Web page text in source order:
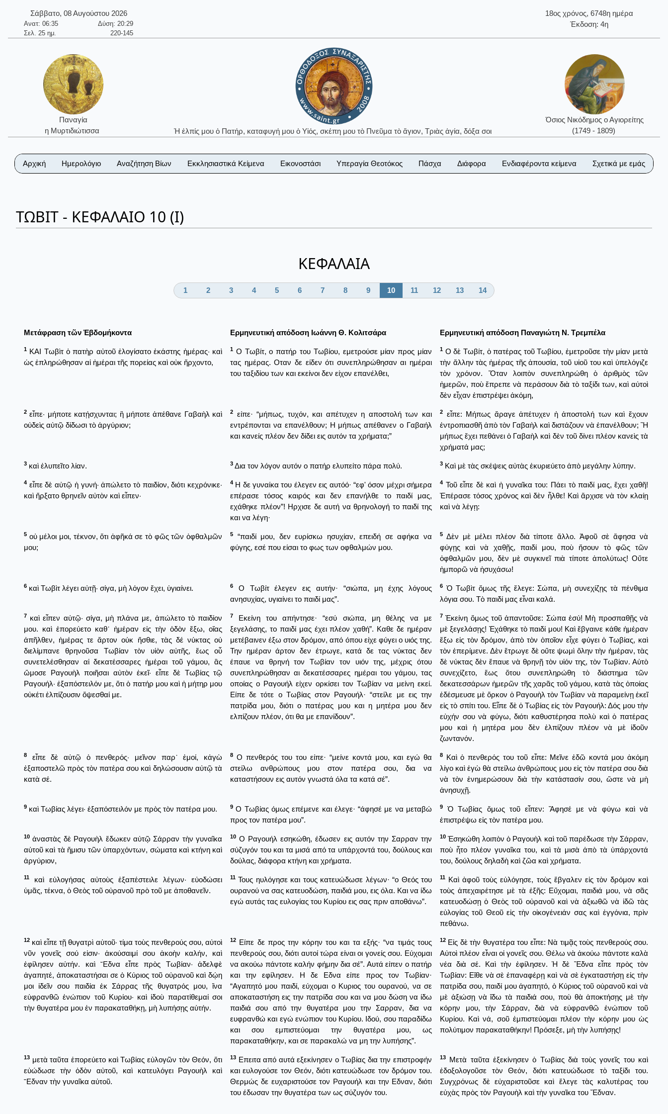
Σάββατο, 08 Αυγούστου 2026
Ανατ: 06:35
Δύση: 20:29
Σελ. 25 ημ.
220-145
18ος χρόνος, 6748η ημέρα
Έκδοση: 4η
Παναγία
η Μυρτιδιώτισσα
Ἡ ἐλπίς μου ὁ Πατήρ, καταφυγή μου ὁ Υἱός, σκέπη μου τὸ Πνεῦμα τὸ ἅγιον, Τριὰς ἁγία, δόξα σοι
Όσιος Νικόδημος ο Αγιορείτης
(1749 - 1809)
Αρχική Ημερολόγιο Αναζήτηση Βίων Εκκλησιαστικά Κείμενα Εικονοστάσι Υπεραγία Θεοτόκος Πάσχα Διάφορα Ενδιαφέροντα κείμενα Σχετικά με εμάς
ΤΩΒΙΤ - ΚΕΦΑΛΑΙΟ 10 (Ι)
ΚΕΦΑΛΑΙΑ
1 2 3 4 5 6 7 8 9 10 11 12 13 14
Μετάφραση τῶν Ἑβδομήκοντα Ερμηνευτική απόδοση Ιωάννη Θ. Κολιτσάρα Ερμηνευτική απόδοση Παναγιώτη Ν. Τρεμπέλα
1 ΚΑΙ Τωβὶτ ὁ πατὴρ αὐτοῦ ἐλογίσατο ἑκάστης ἡμέρας· καὶ
ὡς ἐπληρώθησαν αἱ ἡμέραι τῆς πορείας καὶ οὐκ ἤρχοντο,
1 Ο Τωβίτ, ο πατήρ του Τωβίου, εμετρούσε μίαν προς μίαν
τας ημέρας. Οταν δε είδεν ότι συνεπληρώθησαν αι ημέραι
του ταξιδίου των και εκείνοι δεν είχον επανέλθει,
1 Ο δὲ Τωβίτ, ὁ πατέρας τοῦ Τωβίου, ἐμετροῦσε τὴν μίαν μετὰ
τὴν ἄλλην τὰς ἡμέρας τῆς ἀπουσία, τοῦ υἱοῦ του καὶ ὑπελόγιζε
τὸν χρόνον. Ὅταν λοιπὸν συνεπληρώθη ὁ ἀριθμὸς τῶν
ἡμερῶν, ποὺ ἔπρεπε νὰ περάσουν διὰ τὸ ταξίδι των, καὶ αὐτοὶ
δὲν εἶχαν ἐπιστρέψει ἀκόμη,
2 εἶπε· μήποτε κατῄσχυνται; ἢ μήποτε ἀπέθανε Γαβαὴλ καὶ
οὐδεὶς αὐτῷ δίδωσι τὸ ἀργύριον;
2
είπε· “μήπως, τυχόν, και απέτυχεν η αποστολή των και
εντρέπονται να επανέλθουν; Η μήπως απέθανεν ο Γαβαήλ
και κανείς πλέον δεν δίδει εις αυτόν τα χρήματα;”
2
εἶπε: Μήπως ἄραγε ἀπέτυχεν ἡ ἀποστολή των καὶ ἔχουν
ἐντροπιασθῆ ἀπὸ τὸν Γαβαὴλ καὶ διστάζουν νὰ ἐπανέλθουν; Ἢ
μήπως ἔχει πεθάνει ὁ Γαβαὴλ καὶ δὲν τοῦ δίνει πλέον κανεὶς τὰ
χρήματά μας;
3 καὶ ἐλυπεῖτο λίαν. 3 Δια τον λόγον αυτόν ο πατήρ ελυπείτο πάρα πολύ. 3 Καὶ μὲ τὰς σκέψεις αὐτὰς ἐκυριεύετο ἀπὸ μεγάλην λύπην.
4 εἶπε δὲ αὐτῷ ἡ γυνή· ἀπώλετο τὸ παιδίον, διότι κεχρόνικε·
καὶ ἤρξατο θρηνεῖν αὐτὸν καὶ εἶπεν·
4 Η δε γυναίκα του έλεγεν εις αυτόό· “εφ' όσον μέχρι σήμερα
επέρασε τόσος καιρός και δεν επανήλθε το παιδί μας,
εχάθηκε πλέον”! Ηρχισε δε αυτή να θρηνολογή το παιδί της
και να λέγη·
4 Τοῦ εἶπε δὲ καὶ ἡ γυναῖκα του: Πάει τὸ παιδί μας, ἔχει χαθῆ!
Ἐπέρασε τόσος χρόνος καὶ δὲν ἦλθε! Καὶ ἄρχισε νὰ τὸν κλαίῃ
καὶ νὰ λέγῃ:
5 οὐ μέλοι μοι, τέκνον, ὅτι ἀφῆκά σε τὸ φῶς τῶν ὀφθαλμῶν
μου;
5
“παιδί μου, δεν ευρίσκω ησυχίαν, επειδή σε αφήκα να
φύγης, εσέ που είσαι το φως των οφθαλμών μου.
5 Δὲν μὲ μέλει πλέον διὰ τίποτε ἄλλο. Ἀφοῦ σὲ ἄφησα νὰ
φύγῃς καὶ νὰ χαθῇς, παιδί μου, ποὺ ἤσουν τὸ φῶς τῶν
ὀφθαλμῶν μου, δὲν μὲ συγκινεῖ πιὰ τίποτε ἀπολύτως! Οὔτε
ἠμπορῶ νὰ ἡσυχάσω!
6 καὶ Τωβὶτ λέγει αὐτῇ· σίγα, μὴ λόγον ἔχει, ὑγιαίνει. 6
Ο Τωβίτ έλεγεν εις αυτήν· “σιώπα, μη έχης λόγους
ανησυχίας, υγιαίνει το παιδί μας”.
6 Ὁ Τωβὶτ ὅμως τῆς ἔλεγε: Σώπα, μὴ συνεχίζῃς τὰ πένθιμα
λόγια σου. Τὸ παιδί μας εἶναι καλά.
7 καὶ εἶπεν αὐτῷ· σίγα, μὴ πλάνα με, ἀπώλετο τὸ παιδίον
μου. καὶ ἐπορεύετο καθ᾿ ἡμέραν εἰς τὴν ὁδὸν ἔξω, οἵας
ἀπῆλθεν, ἡμέρας τε ἄρτον οὐκ ἤσθιε, τὰς δέ νύκτας οὐ
διελίμπανε θρηνοῦσα Τωβίαν τὸν υἱὸν αὐτῆς, ἕως οὗ
συνετελέσθησαν αἱ δεκατέσσαρες ἡμέραι τοῦ γάμου, ἃς
ὤμοσε Ραγουὴλ ποιῆσαι αὐτὸν ἐκεῖ· εἶπε δὲ Τωβίας τῷ
Ραγουήλ· ἐξαπόστειλόν με, ὅτι ὁ πατήρ μου καὶ ἡ μήτηρ μου
οὐκέτι ἐλπίζουσιν ὄψεσθαί με.
7
Εκείνη του απήντησε· “εσύ σιώπα, μη θέλης να με
ξεγελάσης, το παιδί μας έχει πλέον χαθή”. Καθε δε ημέραν
μετέβαινεν έξω στον δρόμον, από όπου είχε φύγει ο υιός της.
Την ημέραν άρτον δεν έτρωγε, κατά δε τας νύκτας δεν
έπαυε να θρηνή τον Τωβίαν τον υιόν της, μέχρις ότου
συνεπληρώθησαν αι δεκατέσσαρες ημέραι του γάμου, τας
οποίας ο Ραγουήλ είχεν ορκίσει τον Τωβίαν να μείνη εκεί.
Είπε δε τότε ο Τωβίας στον Ραγουήλ· “στείλε με εις την
πατρίδα μου, διότι ο πατέρας μου και η μητέρα μου δεν
ελπίζουν πλέον, ότι θα με επανίδουν”.
7 Ἐκείνη ὅμως τοῦ ἀπαντοῦσε: Σώπα ἐσύ! Μὴ προσπαθῇς νὰ
μὲ ξεγελάσῃς! Ἐχάθηκε τὸ παιδί μου! Καὶ ἔβγαινε κάθε ἡμέραν
ἔξω εἰς τὸν δρόμον, ἀπὸ τὸν ὁποῖον εἶχε φύγει ὁ Τωβίας, καὶ
τὸν ἐπερίμενε. Δὲν ἔτρωγε δὲ οὔτε ψωμὶ ὅλην τὴν ἡμέραν, τὰς
δὲ νύκτας δὲν ἔπαυε νὰ θρηνῇ τὸν υἱόν της, τὸν Τωβίαν. Αὐτὸ
συνεχίζετο, ἕως ὅτου συνεπληρώθη τὸ διάστημα τῶν
δεκατεσσάρων ἡμερῶν τῆς χαρᾶς τοῦ γάμου, κατὰ τὰς ὁποίας
ἐδέσμευσε μὲ ὅρκον ὁ Ραγουὴλ τὸν Τωβίαν νὰ παραμείνῃ ἐκεῖ
εἰς τὸ σπίτι του. Εἶπε δὲ ὁ Τωβίας εἰς τὸν Ραγουήλ: Δός μου τὴν
εὐχήν σου νὰ φύγω, διότι καθυστέρησα πολὺ καὶ ὁ πατέρας
μου καὶ ἡ μητέρα μου δὲν ἐλπίζουν πλέον νὰ μὲ ἰδοῦν
ζωντανόν.
8
εἶπε δὲ αὐτῷ ὁ πενθερός· μεῖνον παρ᾿ ἐμοί, κἀγὼ
ἐξαποστελῶ πρὸς τὸν πατέρα σου καὶ δηλώσουσιν αὐτῷ τὰ
κατὰ σέ.
8 Ο πενθερός του του είπε· “μείνε κοντά μου, και εγώ θα
στείλω ανθρώπους μου στον πατέρα σου, δια να
καταστήσουν εις αυτόν γνωστά όλα τα κατά σέ”.
8
Καὶ ὁ πενθερός του τοῦ εἶπε: Μεῖνε ἐδῶ κοντά μου ἀκόμη
λίγο καὶ ἐγὼ θὰ στείλω ἀνθρώπους μου εἰς τὸν πατέρα σου διὰ
νὰ τὸν ἐνημερώσουν διὰ τὴν κατάστασίν σου, ὥστε νὰ μὴ
ἀνησυχῇ.
9 καὶ Τωβίας λέγει· ἐξαπόστειλόν με πρὸς τὸν πατέρα μου. 9 Ο Τωβίας όμως επέμενε και έλεγε· “άφησέ με να μεταβώ
προς τον πατέρα μου”.
9
Ὁ Τωβίας ὅμως τοῦ εἶπεν: Ἄφησέ με νὰ φύγω καὶ νὰ
ἐπιστρέψω εἰς τὸν πατέρα μου.
10 ἀναστὰς δὲ Ραγουὴλ ἔδωκεν αὐτῷ Σάρραν τὴν γυναῖκα
αὐτοῦ καὶ τὰ ἥμισυ τῶν ὑπαρχόντων, σώματα καὶ κτήνη καὶ
ἀργύριον,
10 Ο Ραγουήλ εσηκώθη, έδωσεν εις αυτόν την Σαρραν την
σύζυγόν του και τα μισά από τα υπάρχοντά του, δούλους και
δούλας, διάφορα κτήνη και χρήματα.
10 Ἐσηκώθη λοιπὸν ὁ Ραγουὴλ καὶ τοῦ παρέδωσε τὴν Σάρραν,
ποὺ ἦτο πλέον γυναῖκα του, καὶ τὰ μισὰ ἀπὸ τὰ ὑπάρχοντά
του, δούλους δηλαδὴ καὶ ζῶα καὶ χρήματα.
11
καὶ εὐλογήσας αὐτοὺς ἐξαπέστειλε λέγων· εὐοδώσει
ὑμᾶς, τέκνα, ὁ Θεὸς τοῦ οὐρανοῦ πρὸ τοῦ με ἀποθανεῖν.
11 Τους ηυλόγησε και τους κατευώδωσε λέγων· “ο Θεός του
ουρανού να σας κατευοδώση, παιδιά μου, εις όλα. Και να ίδω
εγώ αυτάς τας ευλογίας του Κυρίου εις σας πριν αποθάνω”.
11 Καὶ ἀφοῦ τοὺς εὐλόγησε, τοὺς ἔβγαλεν εἰς τὸν δρόμον καὶ
τοὺς ἀπεχαιρέτησε μὲ τὰ ἑξῆς: Εὔχομαι, παιδιά μου, νὰ σᾶς
κατευοδώσῃ ὁ Θεὸς τοῦ οὐρανοῦ καὶ νὰ ἀξιωθῶ νὰ ἰδῶ τὰς
εὐλογίας τοῦ Θεοῦ εἰς τὴν οἰκογένειάν σας καὶ ἐγγόνια, πρὶν
πεθάνω.
12 καὶ εἶπε τῇ θυγατρὶ αὐτοῦ· τίμα τοὺς πενθερούς σου, αὐτοὶ
νῦν γονεῖς σού εἰσιν· ἀκούσαιμί σου ἀκοὴν καλήν, καὶ
ἐφίλησεν αὐτήν. καὶ ῎Εδνα εἶπε πρὸς Τωβίαν· ἀδελφὲ
ἀγαπητέ, ἀποκαταστήσαι σε ὁ Κύριος τοῦ οὐρανοῦ καὶ δῴη
μοι ἰδεῖν σου παιδία ἐκ Σάρρας τῆς θυγατρός μου, ἵνα
εὐφρανθῶ ἐνώπιον τοῦ Κυρίου· καὶ ἰδοὺ παρατίθεμαί σοι
τὴν θυγατέρα μου ἐν παρακαταθήκῃ, μὴ λυπήσῃς αὐτήν.
12 Είπε δε προς την κόρην του και τα εξής· “να τιμάς τους
πενθερούς σου, διότι αυτοί τώρα είναι οι γονείς σου. Εύχομαι
να ακούω πάντοτε καλήν φήμην δια σέ”. Αυτά είπεν ο πατήρ
και την εφίλησεν. Η δε Εδνα είπε προς τον Τωβίαν·
“Αγαπητό μου παιδί, εύχομαι ο Κυριος του ουρανού, να σε
αποκαταστήση εις την πατρίδα σου και να μου δώση να ίδω
παιδιά σου από την θυγατέρα μου την Σαρραν, δια να
ευφρανθώ και εγώ ενώπιον του Κυρίου. Ιδού, σου παραδίδω
και σου εμπιστεύομαι την θυγατέρα μου, ως
παρακαταθήκην, και σε παρακαλώ να μη την λυπήσης”.
12 Εἰς δὲ τὴν θυγατέρα του εἶπε: Νὰ τιμᾷς τοὺς πενθερούς σου.
Αὐτοὶ πλέον εἶναι οἱ γονεῖς σου. Θέλω νὰ ἀκούω πάντοτε καλὰ
νέα διὰ σέ. Καὶ τὴν ἐφίλησεν. Ἡ δὲ Ἔδνα εἶπε πρὸς τὸν
Τωβίαν: Εἴθε νὰ σὲ ἐπαναφέρῃ καὶ νὰ σὲ ἐγκαταστήσῃ εἰς τὴν
πατρίδα σου, παιδί μου ἀγαπητό, ὁ Κύριος τοῦ οὐρανοῦ καὶ νὰ
μὲ ἀξιώσῃ νὰ ἴδω τὰ παιδιά σου, ποὺ θὰ ἀποκτήσῃς μὲ τὴν
κόρην μου, τὴν Σάρραν, διὰ νὰ εὐφρανθῶ ἐνώπιον τοῦ
Κυρίου. Καὶ νά, σοῦ ἐμπιστεύομαι πλέον τὴν κόρην μου ὡς
πολύτιμον παρακαταθήκην! Πρόσεξε, μὴ τὴν λυπήσῃς!
13 μετὰ ταῦτα ἐπορεύετο καὶ Τωβίας εὐλογῶν τὸν Θεόν, ὅτι
εὐώδωσε τὴν ὁδὸν αὐτοῦ, καὶ κατευλόγει Ραγουὴλ καὶ
῎Εδναν τὴν γυναῖκα αὐτοῦ.
13 Επειτα από αυτά εξεκίνησεν ο Τωβίας δια την επιστροφήν
και ευλογούσε τον Θεόν, διότι κατευώδωσε τον δρόμον του.
Θερμώς δε ευχαριστούσε τον Ραγουήλ και την Εδναν, διότι
του έδωσαν την θυγατέρα των ως σύζυγόν του.
13
Μετὰ ταῦτα ἐξεκίνησεν ὁ Τωβίας διὰ τοὺς γονεῖς του καὶ
ἐδοξολογοῦσε τὸν Θεόν, διότι κατευώδωσε τὸ ταξίδι του.
Συγχρόνως δὲ εὐχαριστοῦσε καὶ ἔλεγε τὰς καλυτέρας του
εὐχὰς πρὸς τὸν Ραγουὴλ καὶ τὴν γυναῖκα του Ἔδναν.